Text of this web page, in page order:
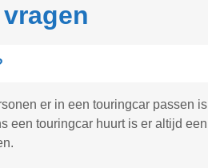
er in een touringcar passen is
een touringcar huurt is er altijd een